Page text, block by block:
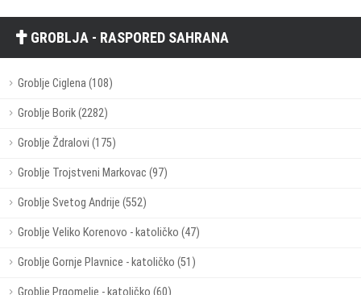
GROBLJA - RASPORED SAHRANA
Groblje Ciglena (108)
Groblje Borik (2282)
Groblje Ždralovi (175)
Groblje Trojstveni Markovac (97)
Groblje Svetog Andrije (552)
Groblje Veliko Korenovo - katoličko (47)
Groblje Gornje Plavnice - katoličko (51)
Groblje Prgomelje - katoličko (60)